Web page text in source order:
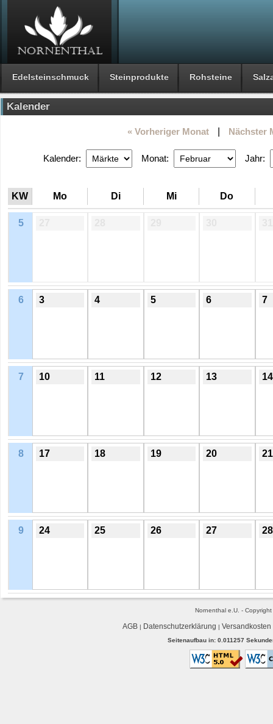
Edelsteinschmuck Steinprodukte Rohsteine
Kalender
« Vorheriger Monat Nächster
Kalender: Monat: Jahr:
KW Mo Di Mi Do
5
6 3 4 5 6 7
7 10 11 12 13 14
8 17 18 19 20 21
9 24 25 26 27 28
Nornenthal e.U. -
AGB| Datenschutzerklärung | Versandkosten
Seitenaufbau in: 0.011257